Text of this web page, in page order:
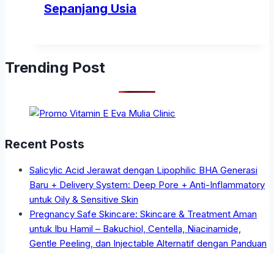
Sepanjang Usia
Trending Post
Recent Posts
Salicylic Acid Jerawat dengan Lipophilic BHA Generasi
Baru + Delivery System: Deep Pore + Anti-Inflammatory
untuk Oily & Sensitive Skin
Pregnancy Safe Skincare: Skincare & Treatment Aman
untuk Ibu Hamil – Bakuchiol, Centella, Niacinamide,
Gentle Peeling, dan Injectable Alternatif dengan Panduan